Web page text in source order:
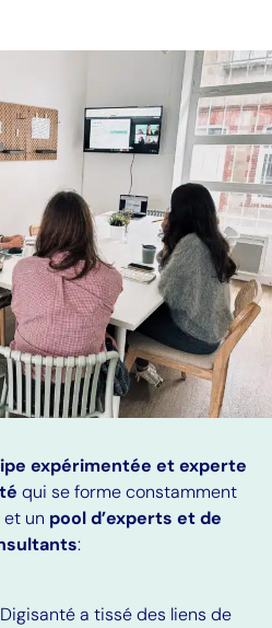
expérimentée et experte
qui se forme constamment
un pool d’experts et de
:
a tissé des liens de